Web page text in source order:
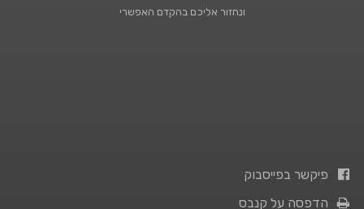
ונחזור אליכם בהקדם האפשרי
פיקשר בפייסבוק
הדפסה על קנבס